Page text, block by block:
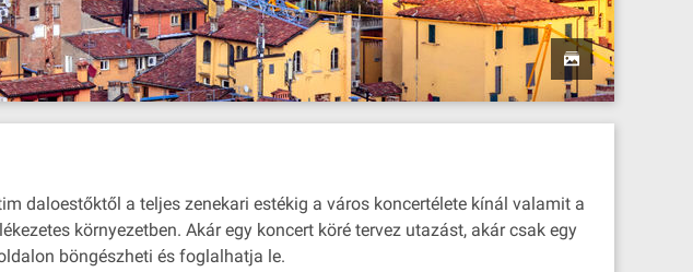
daloestőktől a teljes zenekari estékig a város koncertélete kínál valamit a
környezetben. Akár egy koncert köré tervez utazást, akár csak egy
böngészheti és foglalhatja le.